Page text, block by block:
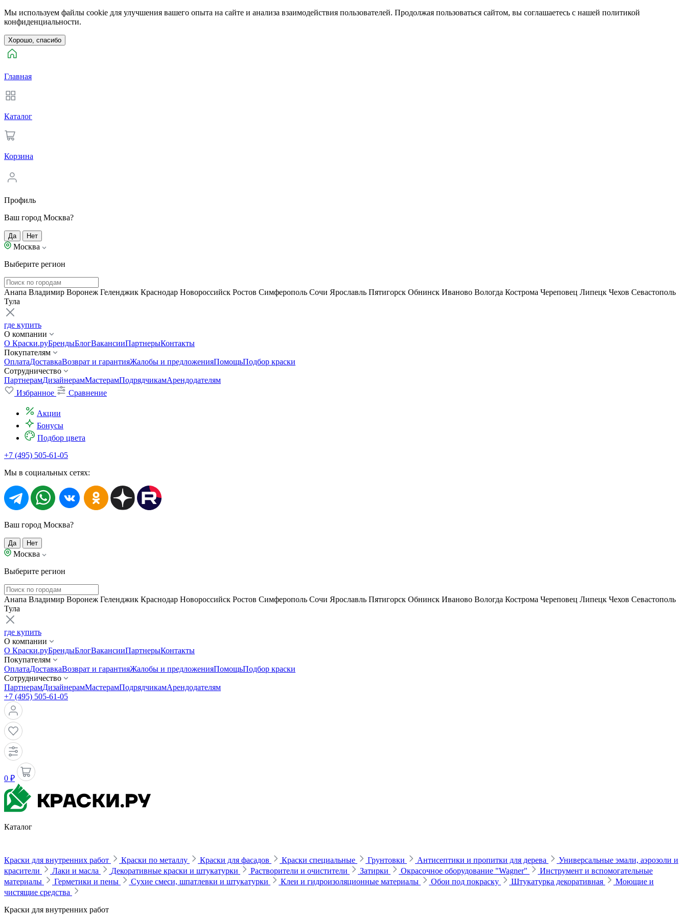
Мы используем файлы cookie для улучшения вашего опыта на сайте и анализа взаимодействия пользователей. Продолжая пользоваться сайтом, вы соглашаетесь с нашей политикой
конфиденциальности.
Хорошо, спасибо
Главная
Каталог
Корзина
Профиль
Ваш город Москва?
Да Нет
Москва
Выберите регион
Анапа Владимир Воронеж Геленджик Краснодар Новороссийск Ростов Симферополь Сочи Ярославль Пятигорск Обнинск Иваново Вологда Кострома Череповец Липецк Чехов Севастополь
Тула
где купить
О компании
О Краски.руБрендыБлогВакансииПартнерыКонтакты
Покупателям
ОплатаДоставкаВозврат и гарантияЖалобы и предложенияПомощьПодбор краски
Сотрудничество
ПартнерамДизайнерамМастерамПодрядчикамАрендодателям
Избранное
Сравнение
Акции
Бонусы
Подбор цвета
+7 (495) 505-61-05
Мы в социальных сетях:
Ваш город Москва?
Да Нет
Москва
Выберите регион
Анапа Владимир Воронеж Геленджик Краснодар Новороссийск Ростов Симферополь Сочи Ярославль Пятигорск Обнинск Иваново Вологда Кострома Череповец Липецк Чехов Севастополь
Тула
где купить
О компании
О Краски.руБрендыБлогВакансииПартнерыКонтакты
Покупателям
ОплатаДоставкаВозврат и гарантияЖалобы и предложенияПомощьПодбор краски
Сотрудничество
ПартнерамДизайнерамМастерамПодрядчикамАрендодателям
+7 (495) 505-61-05
0 ₽
Каталог
Краски для внутренних работ Краски по металлу Краски для фасадов Краски специальные Грунтовки Антисептики и пропитки для дерева
Универсальные эмали, аэрозоли и
красители
Лаки и масла Декоративные краски и штукатурки Растворители и очистители Затирки Окрасочное оборудование "Wagner"
Инструмент и вспомогательные
материалы
Герметики и пены Сухие смеси, шпатлевки и штукатурки Клеи и гидроизоляционные материалы Обои под покраску Штукатурка декоративная
Моющие и
чистящие средства
Краски для внутренних работ